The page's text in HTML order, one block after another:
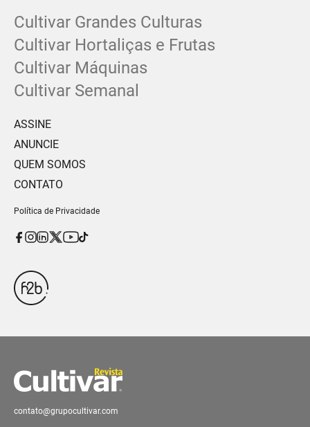
Cultivar Grandes Culturas
Cultivar Hortaliças e Frutas
Cultivar Máquinas
Cultivar Semanal
ASSINE
ANUNCIE
QUEM SOMOS
CONTATO
Política de Privacidade
contato@grupocultivar.com